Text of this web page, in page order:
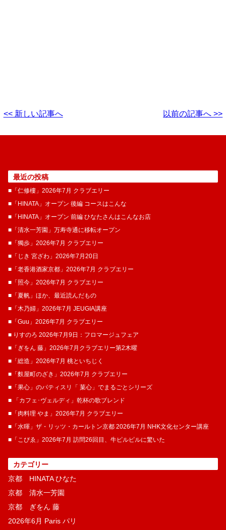
<< 新しい記事へ 以前の記事へ >>
最近の投稿
■「仁修樓」2026年7月 クラブエリー
■「HINATA」オープン 後編 コースはこんな
■「HINATA」オープン 前編 ひなたさんはこんなお店
■「清水一芳園」万寿寺通に移転オープン
■「獨歩」2026年7月 クラブエリー
■「じき 宮ざわ」2026年7月20日
■「老香港酒家京都」2026年7月 クラブエリー
■「照今」2026年7月 クラブエリー
■「夏帆」ほか、最近読んだもの
■「木乃婦」2026年7月 JEUGIA講座
■「Guu」2026年7月 クラブエリー
■ りすのろ 2026年7月9日：フロマージュフェア
■「ぎをん 藤」2026年7月クラブエリー第2木曜
■「総造」2026年7月 桃といちじく
■「麩屋町のざき」2026年7月 クラブエリー
■「果心」のパティスリ「 菓​心」でまるごとシリーズ
■ 「カフェ･ヴェルディ」乾杯の歌ブレンド
■「肉料理 やま」2026年7月 クラブエリー
■「水暉」ザ・リッツ・カールトン京都 2026年7月 NHK文化センター講座
■「こぴゑ」2026年7月 訪問26回目、牛ピルピルに驚いた
カテゴリー
京都 HINATA ひなた
京都 清水一芳園
京都 ぎをん 藤
2026年6月 Paris パリ